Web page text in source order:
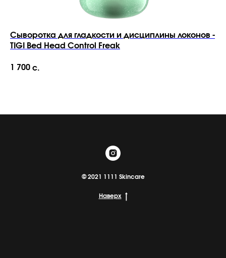
Сыворотка для гладкости и дисциплины локонов -
TIGI Bed Head Control Freak
1 700 с.
© 2021 1111 Skincare
Наверх